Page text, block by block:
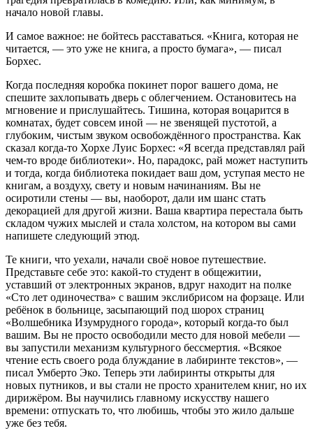
начало новой главы.
И самое важное: не бойтесь расставаться. «Книга, которая не
читается, — это уже не книга, а просто бумага», — писал
Борхес.
Когда последняя коробка покинет порог вашего дома, не
спешите захлопывать дверь с облегчением. Остановитесь на
мгновение и прислушайтесь. Тишина, которая воцарится в
комнатах, будет совсем иной — не звенящей пустотой, а
глубоким, чистым звуком освобождённого пространства. Как
сказал когда-то Хорхе Луис Борхес: «Я всегда представлял рай
чем-то вроде библиотеки». Но, парадокс, рай может наступить
и тогда, когда библиотека покидает ваш дом, уступая место не
книгам, а воздуху, свету и новым начинаниям. Вы не
осиротили стены — вы, наоборот, дали им шанс стать
декорацией для другой жизни. Ваша квартира перестала быть
складом чужих мыслей и стала холстом, на котором вы сами
напишете следующий этюд.
Те книги, что уехали, начали своё новое путешествие.
Представьте себе это: какой-то студент в общежитии,
уставший от электронных экранов, вдруг находит на полке
«Сто лет одиночества» с вашим экслибрисом на форзаце. Или
ребёнок в больнице, засыпающий под шорох страниц
«Волшебника Изумрудного города», который когда-то был
вашим. Вы не просто освободили место для новой мебели —
вы запустили механизм культурного бессмертия. «Всякое
чтение есть своего рода блуждание в лабиринте текстов», —
писал Умберто Эко. Теперь эти лабиринты открыты для
новых путников, и вы стали не просто хранителем книг, но их
дирижёром. Вы научились главному искусству нашего
времени: отпускать то, что любишь, чтобы это жило дальше
уже без тебя.